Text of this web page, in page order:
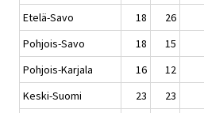
Etelä-Savo
18 26
Pohjois-Savo
18 15
Pohjois-Karjala
16 12
Keski-Suomi
23 23